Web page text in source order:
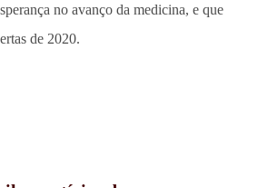
no avanço da medicina, e que
de 2020.